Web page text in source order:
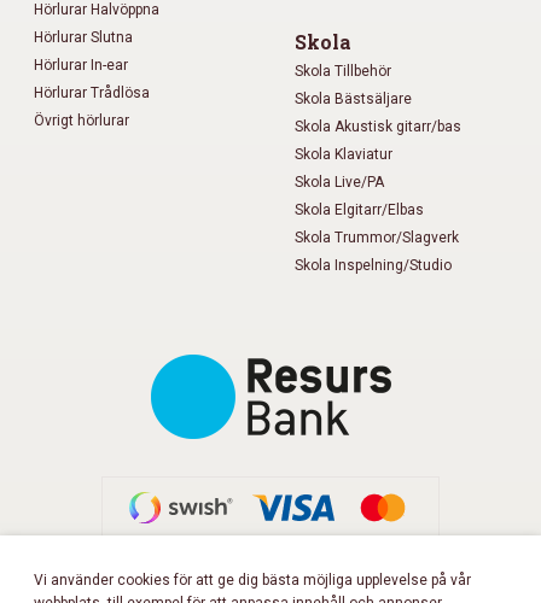
Hörlurar Halvöppna
Hörlurar Slutna
Hörlurar In-ear
Hörlurar Trådlösa
Övrigt hörlurar
Skola
Skola Tillbehör
Skola Bästsäljare
Skola Akustisk gitarr/bas
Skola Klaviatur
Skola Live/PA
Skola Elgitarr/Elbas
Skola Trummor/Slagverk
Skola Inspelning/Studio
Vi använder cookies för att ge dig bästa möjliga upplevelse på vår